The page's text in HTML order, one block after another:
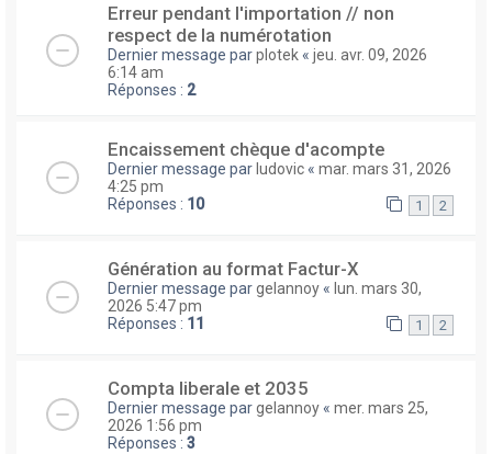
Erreur pendant l'importation // non
respect de la numérotation
Dernier message parplotek « jeu. avr. 09, 2026
6:14 am
Réponses : 2
Encaissement chèque d'acompte
Dernier message par ludovic « mar. mars 31, 2026
4:25 pm
Réponses : 10 1 2
Génération au format Factur-X
Dernier message pargelannoy « lun. mars 30,
2026 5:47 pm
Réponses : 11 1 2
Compta liberale et 2035
Dernier message pargelannoy « mer. mars 25,
2026 1:56 pm
Réponses : 3